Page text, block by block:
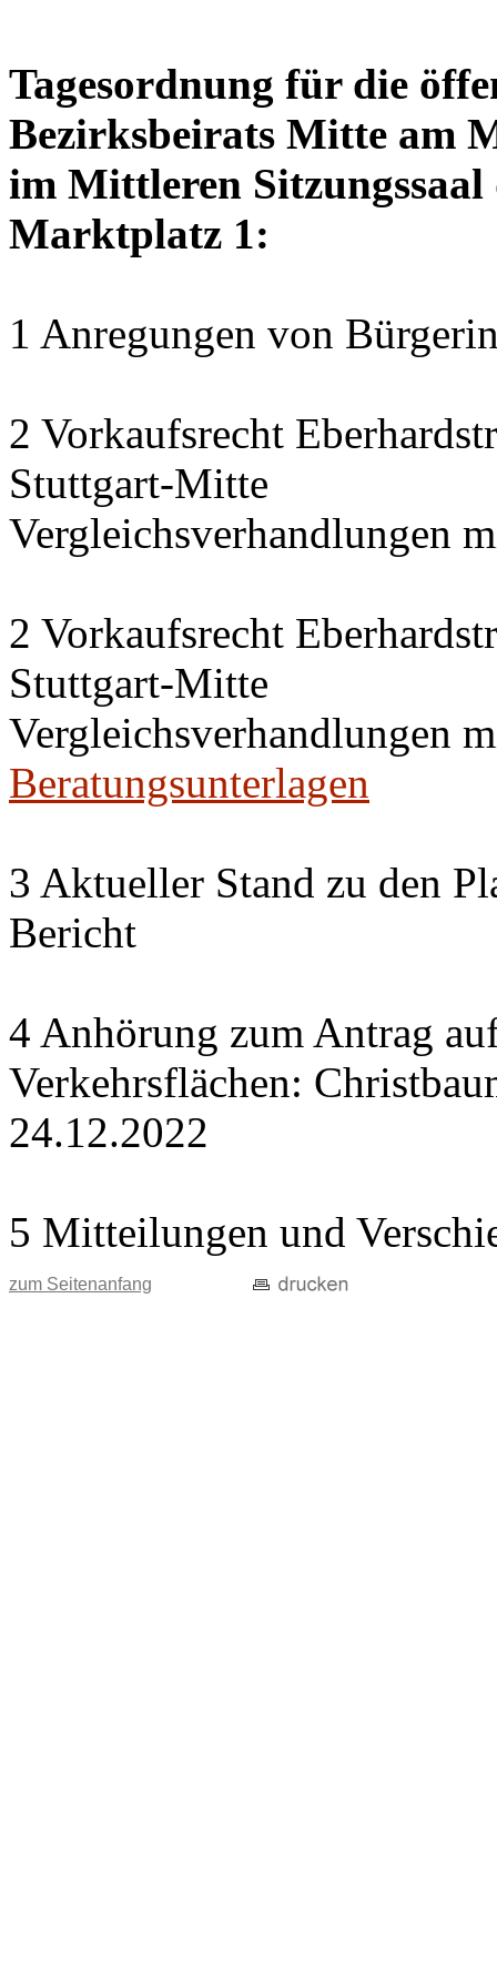
Tagesordnung für die
Bezirksbeirats Mitte am
im Mittleren Sitzungssaal
Marktplatz 1:
1 Anregungen von
2 Vorkaufsrecht
Stuttgart-Mitte
Vergleichsverhandlungen
2 Vorkaufsrecht
Stuttgart-Mitte
Vergleichsverhandlungen
Beratungsunterlagen
3 Aktueller Stand zu den
Bericht
4 Anhörung zum Antrag
Verkehrsflächen:
24.12.2022
5 Mitteilungen und
zum Seitenanfang